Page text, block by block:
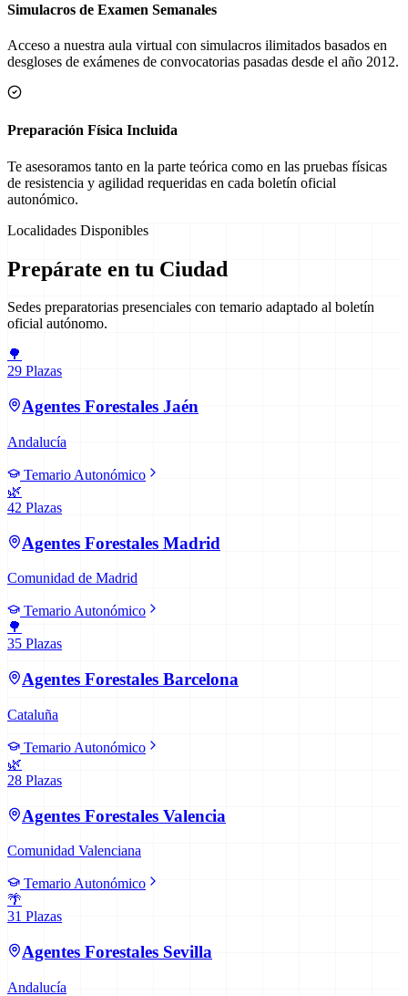
Simulacros de Examen Semanales
Acceso a nuestra aula virtual con simulacros ilimitados basados en
desgloses de exámenes de convocatorias pasadas desde el año 2012.
Preparación Física Incluida
Te asesoramos tanto en la parte teórica como en las pruebas físicas
de resistencia y agilidad requeridas en cada boletín oficial
autonómico.
Localidades Disponibles
Prepárate en tu Ciudad
Sedes preparatorias presenciales con temario adaptado al boletín
oficial autónomo.
🌳
29 Plazas
Agentes Forestales Jaén
Andalucía
Temario Autonómico
🌿
42 Plazas
Agentes Forestales Madrid
Comunidad de Madrid
Temario Autonómico
🌳
35 Plazas
Agentes Forestales Barcelona
Cataluña
Temario Autonómico
🌿
28 Plazas
Agentes Forestales Valencia
Comunidad Valenciana
Temario Autonómico
🌴
31 Plazas
Agentes Forestales Sevilla
Andalucía